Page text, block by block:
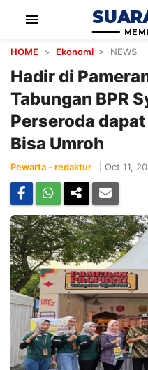
menu
HOME > Ekonomi > NEWS
Hadir di
Tabungan BPR
Perseroda
Bisa Umroh
Pewarta - redaktur Oct 11,